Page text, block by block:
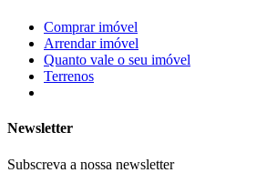
Comprar imóvel
Arrendar imóvel
Quanto vale o seu imóvel
Terrenos
Newsletter
Subscreva a nossa newsletter